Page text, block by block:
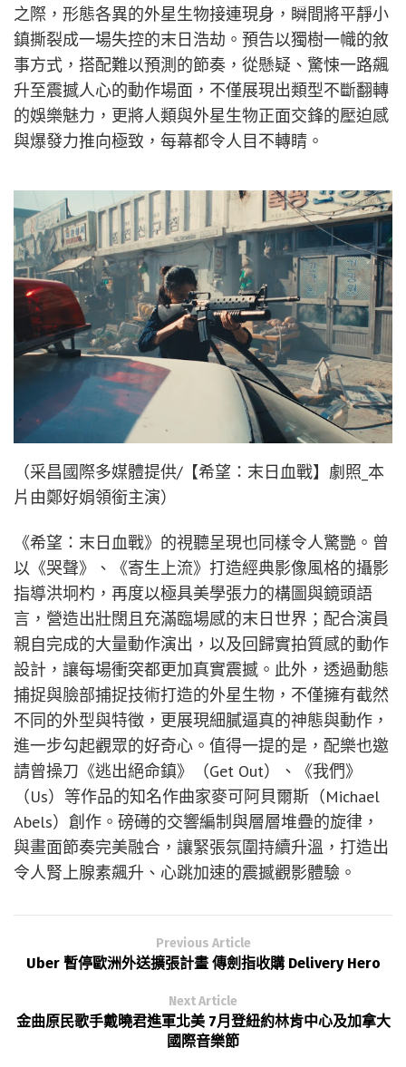
之際，形態各異的外星生物接連現身，瞬間將平靜小
鎮撕裂成一場失控的末日浩劫。預告以獨樹一幟的敘
事方式，搭配難以預測的節奏，從懸疑、驚悚一路飆
升至震撼人心的動作場面，不僅展現出類型不斷翻轉
的娛樂魅力，更將人類與外星生物正面交鋒的壓迫感
與爆發力推向極致，每幕都令人目不轉睛。
（采昌國際多媒體提供/【希望：末日血戰】劇照_本
片由鄭好娟領銜主演）
《希望：末日血戰》的視聽呈現也同樣令人驚艷。曾
以《哭聲》、《寄生上流》打造經典影像風格的攝影
指導洪坰杓，再度以極具美學張力的構圖與鏡頭語
言，營造出壯闊且充滿臨場感的末日世界；配合演員
親自完成的大量動作演出，以及回歸實拍質感的動作
設計，讓每場衝突都更加真實震撼。此外，透過動態
捕捉與臉部捕捉技術打造的外星生物，不僅擁有截然
不同的外型與特徵，更展現細膩逼真的神態與動作，
進一步勾起觀眾的好奇心。值得一提的是，配樂也邀
請曾操刀《逃出絕命鎮》（Get Out）、《我們》
（Us）等作品的知名作曲家麥可阿貝爾斯（Michael
Abels）創作。磅礡的交響編制與層層堆疊的旋律，
與畫面節奏完美融合，讓緊張氛圍持續升溫，打造出
令人腎上腺素飆升、心跳加速的震撼觀影體驗。
Previous Article
Uber 暫停歐洲外送擴張計畫 傳劍指收購 Delivery Hero
Next Article
金曲原民歌手戴曉君進軍北美 7月登紐約林肯中心及加拿大
國際音樂節